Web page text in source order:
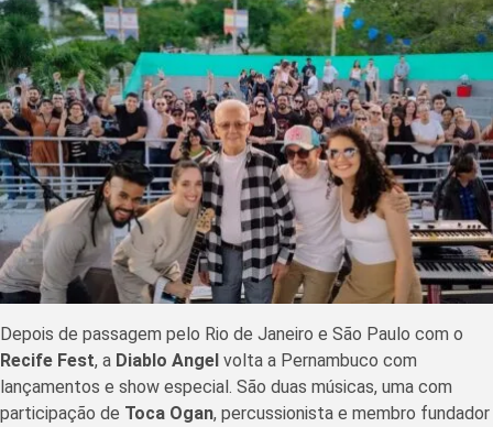
Depois de passagem pelo Rio de Janeiro e São Paulo com o
Recife Fest, a Diablo Angel volta a Pernambuco com
lançamentos e show especial. São duas músicas, uma com
participação de Toca Ogan, percussionista e membro fundador